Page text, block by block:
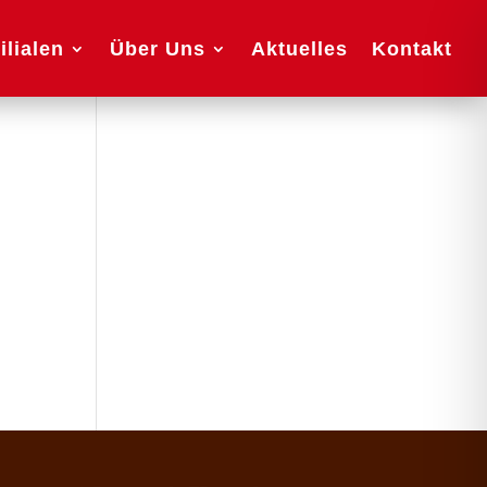
Über Uns Aktuelles Kontakt